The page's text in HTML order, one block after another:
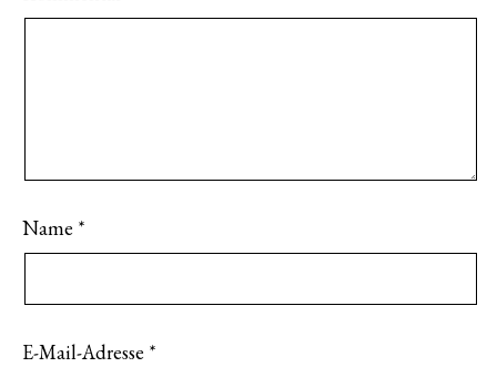
Name *
E-Mail-Adresse *